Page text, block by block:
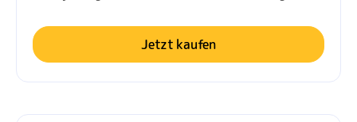
Jetzt kaufen